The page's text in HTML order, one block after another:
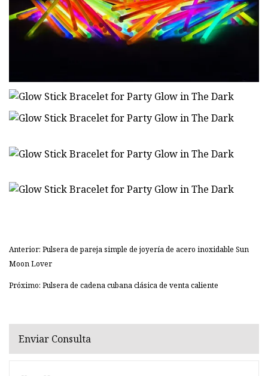
Anterior: Pulsera de pareja simple de joyería de acero inoxidable Sun
Moon Lover
Próximo: Pulsera de cadena cubana clásica de venta caliente
Enviar Consulta